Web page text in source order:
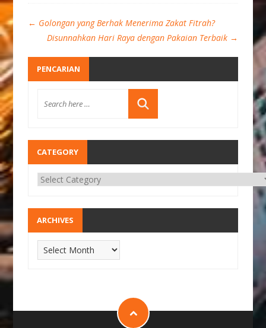
← Golongan yang Berhak Menerima Zakat Fitrah?
Disunnahkan Hari Raya dengan Pakaian Terbaik →
PENCARIAN
CATEGORY
ARCHIVES